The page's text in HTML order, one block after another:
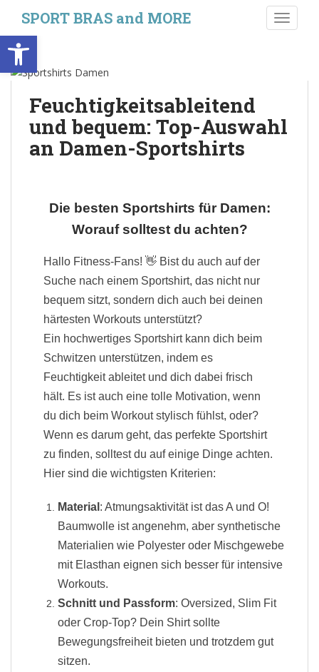
i
t
SPORT BRAS and MORE
Feuchtigkeitsableitend
und bequem: Top-Auswahl
an Damen-Sportshirts
Die besten Sportshirts für Damen:
Worauf solltest du achten?
Hallo Fitness-Fans! 👋 Bist du auch auf der
Suche nach einem Sportshirt, das nicht nur
bequem sitzt, sondern dich auch bei deinen
härtesten Workouts unterstützt?
Ein hochwertiges Sportshirt kann dich beim
Schwitzen unterstützen, indem es
Feuchtigkeit ableitet und dich dabei frisch
hält. Es ist auch eine tolle Motivation, wenn
du dich beim Workout stylisch fühlst, oder?
Wenn es darum geht, das perfekte Sportshirt
zu finden, solltest du auf einige Dinge achten.
Hier sind die wichtigsten Kriterien:
Material : Atmungsaktivität ist das A und O!
Baumwolle ist angenehm, aber synthetische
Materialien wie Polyester oder Mischgewebe
mit Elasthan eignen sich besser für intensive
Workouts.
Schnitt und Passform: Oversized, Slim Fit
oder Crop-Top? Dein Shirt sollte
Bewegungsfreiheit bieten und trotzdem gut
sitzen.
Werkzeugleiste öffnen